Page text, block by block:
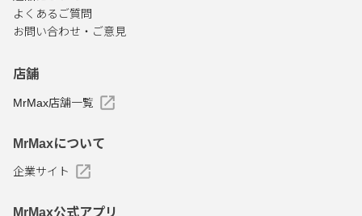
よくあるご質問
お問い合わせ・ご意見
店舗
MrMax店舗一覧
MrMaxについて
企業サイト
MrMax公式アプリ